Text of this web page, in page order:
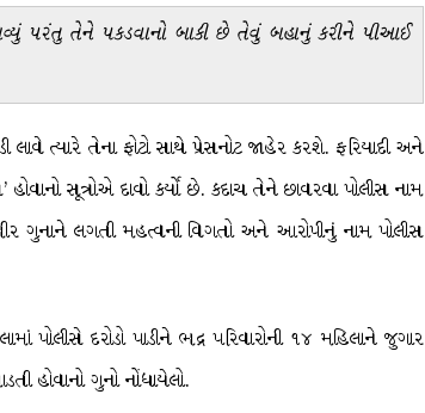
પરંતુ તેને પકડવાનો બાકી છે તેવું બહાનું કરીને પીઆઈ
ત્યારે તેના ફોટો સાથે પ્રેસનોટ જાહેર કરશે. ફરિયાદી અને
સૂત્રોએ દાવો કર્યો છે. કદાચ તેને છાવરવા પોલીસ નામ
ગુનાને લગતી મહત્વની વિગતો અને આરોપીનું નામ પોલીસ
પોલીસે દરોડો પાડીને ભદ્ર પરિવારોની ૧૪ મહિલાને જુગાર
હોવાનો ગુનો નોંધાયેલો.